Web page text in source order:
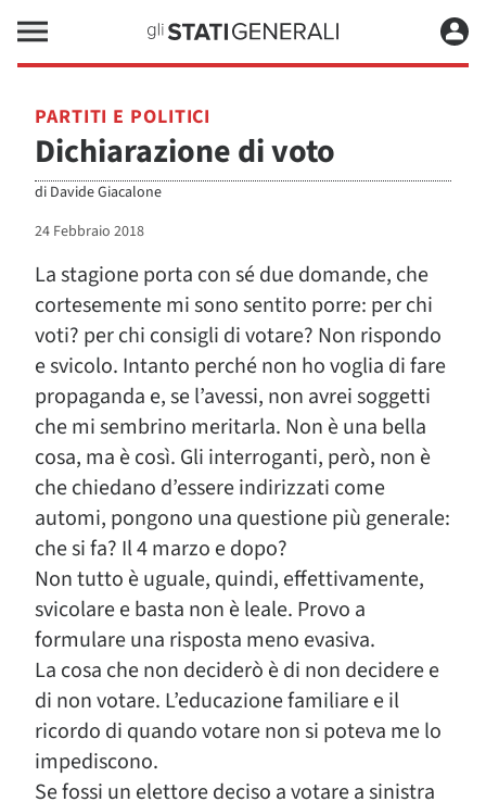
PARTITI E POLITICI
Dichiarazione di voto
di Davide Giacalone
24 Febbraio 2018
La stagione porta con sé due domande, che
cortesemente mi sono sentito porre: per chi
voti? per chi consigli di votare? Non rispondo
e svicolo. Intanto perché non ho voglia di fare
propaganda e, se l’avessi, non avrei soggetti
che mi sembrino meritarla. Non è una bella
cosa, ma è così. Gli interroganti, però, non è
che chiedano d’essere indirizzati come
automi, pongono una questione più generale:
che si fa? Il 4 marzo e dopo?
Non tutto è uguale, quindi, effettivamente,
svicolare e basta non è leale. Provo a
formulare una risposta meno evasiva.
La cosa che non deciderò è di non decidere e
di non votare. L’educazione familiare e il
ricordo di quando votare non si poteva me lo
impediscono.
Se fossi un elettore deciso a votare a sinistra